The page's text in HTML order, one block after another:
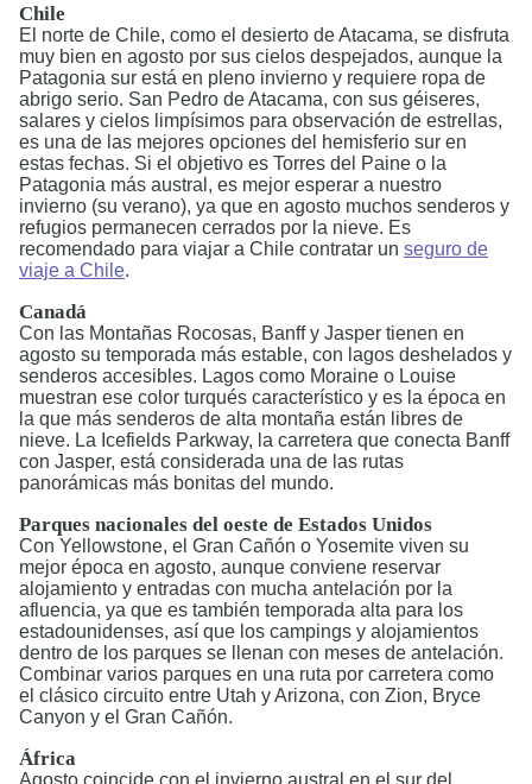
Chile
El norte de Chile, como el desierto de Atacama, se disfruta
muy bien en agosto por sus cielos despejados, aunque la
Patagonia sur está en pleno invierno y requiere ropa de
abrigo serio. San Pedro de Atacama, con sus géiseres,
salares y cielos limpísimos para observación de estrellas,
es una de las mejores opciones del hemisferio sur en
estas fechas. Si el objetivo es Torres del Paine o la
Patagonia más austral, es mejor esperar a nuestro
invierno (su verano), ya que en agosto muchos senderos y
refugios permanecen cerrados por la nieve. Es
recomendado para viajar a Chile contratar un seguro de
viaje a Chile.
Canadá
Con las Montañas Rocosas, Banff y Jasper tienen en
agosto su temporada más estable, con lagos deshelados y
senderos accesibles. Lagos como Moraine o Louise
muestran ese color turqués característico y es la época en
la que más senderos de alta montaña están libres de
nieve. La Icefields Parkway, la carretera que conecta Banff
con Jasper, está considerada una de las rutas
panorámicas más bonitas del mundo.
Parques nacionales del oeste de Estados Unidos
Con Yellowstone, el Gran Cañón o Yosemite viven su
mejor época en agosto, aunque conviene reservar
alojamiento y entradas con mucha antelación por la
afluencia, ya que es también temporada alta para los
estadounidenses, así que los campings y alojamientos
dentro de los parques se llenan con meses de antelación.
Combinar varios parques en una ruta por carretera como
el clásico circuito entre Utah y Arizona, con Zion, Bryce
Canyon y el Gran Cañón.
África
Agosto coincide con el invierno austral en el sur del